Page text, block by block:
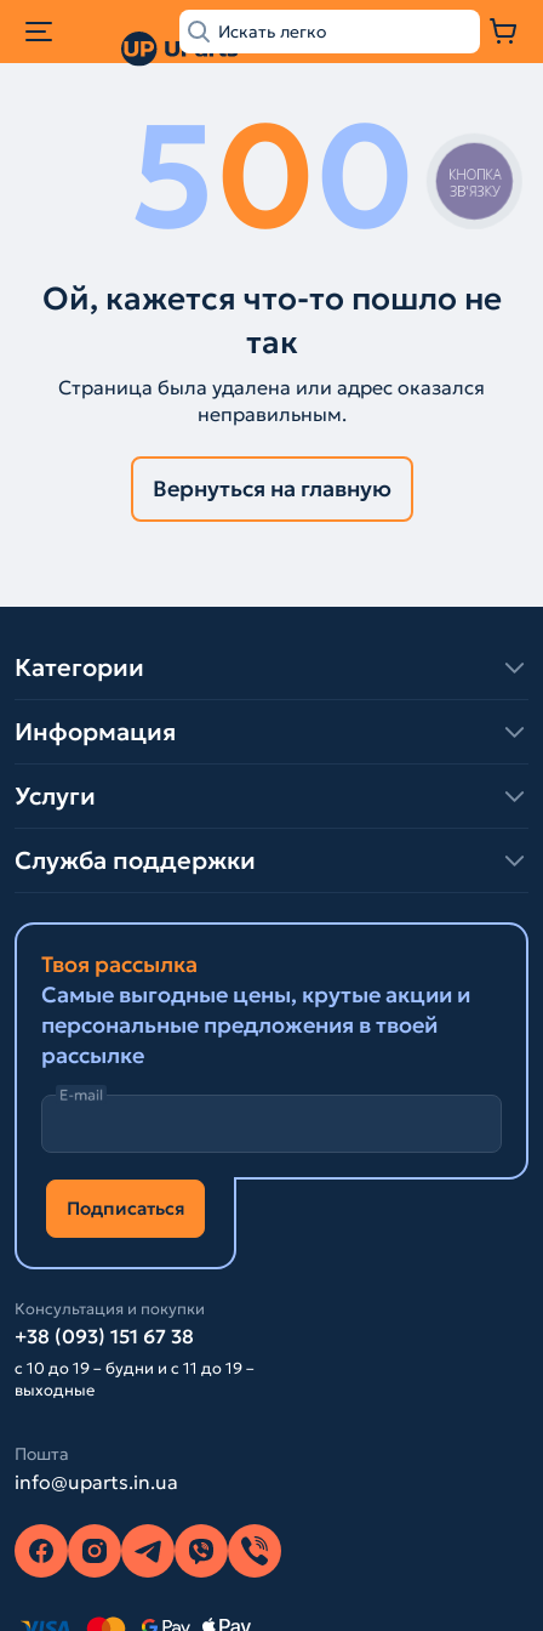
500
Ой, кажется что-то пошло не
так
Страница была удалена или адрес оказался
неправильным.
Вернуться на главную
Категории
Информация
Услуги
Служба поддержки
Твоя рассылка
Самые выгодные цены, крутые акции и
персональные предложения в твоей
рассылке
E-mail
Подписаться
Консультация и покупки
+38 (093) 151 67 38
с 10 до 19 – будни и с 11 до 19 –
выходные
Пошта
info@uparts.in.ua
КНОПКА
ЗВ'ЯЗКУ